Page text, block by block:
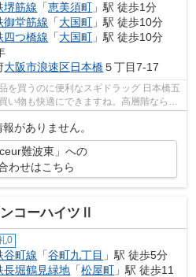
堺筋線 「恵美須町 」駅 徒歩1分
御堂筋線 「大国町 」駅 徒歩10分
四つ橋線 「大国町 」駅 徒歩10分
大阪市浪速区日本橋５丁目7-17
を買うのに便利なスギドラッグ 日本橋五
い物も快適にできますね。高層階ならで
がありません。
難波東」への
わせはこちら
コーハイツⅡ
0
谷町線 「谷町九丁目 」駅 徒歩5分
長堀鶴見緑地 「松屋町 」駅 徒歩11